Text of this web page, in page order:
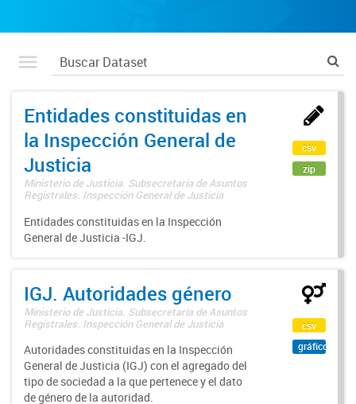
Entidades constituidas en
la Inspección General de
Justicia
Ministerio de Justicia. Subsecretaría de Asuntos
Registrales. Inspección General de Justicia
Entidades constituidas en la Inspección
General de Justicia -IGJ.
csv
zip
IGJ. Autoridades género
Ministerio de Justicia. Subsecretaría de Asuntos
Registrales. Inspección General de Justicia
Autoridades constituidas en la Inspección
General de Justicia (IGJ) con el agregado del
tipo de sociedad a la que pertenece y el dato
de género de la autoridad.
csv
gráfico